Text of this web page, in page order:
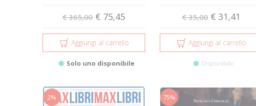
€ 365,00 € 75,45
Aggiungi al carrello
Solo uno disponibile
€ 35,00 € 31,41
Aggiungi al carrello
Disponibile
2% 75%